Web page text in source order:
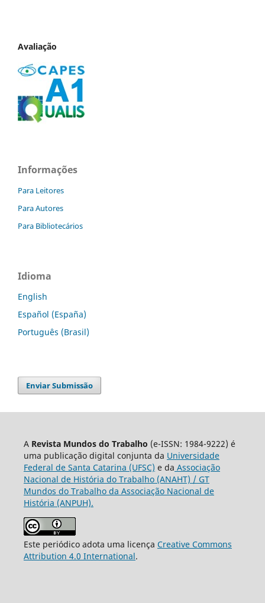
Avaliação
Informações
Para Leitores
Para Autores
Para Bibliotecários
Idioma
English
Español (España)
Português (Brasil)
Enviar Submissão
A Revista Mundos do Trabalho (e-ISSN: 1984-9222) é
uma publicação digital conjunta da Universidade
Federal de Santa Catarina (UFSC) e da Associação
Nacional de História do Trabalho (ANAHT) / GT
Mundos do Trabalho da Associação Nacional de
História (ANPUH).
Este periódico adota uma licença Creative Commons
Attribution 4.0 International.